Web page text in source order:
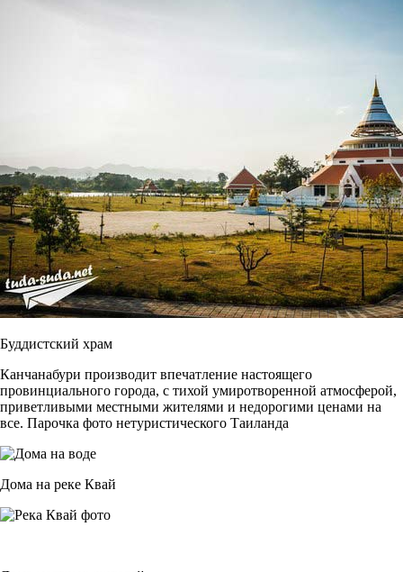
Буддистский храм
Канчанабури производит впечатление настоящего
провинциального города, с тихой умиротворенной атмосферой,
приветливыми местными жителями и недорогими ценами на
все. Парочка фото нетуристического Таиланда
Дома на реке Квай